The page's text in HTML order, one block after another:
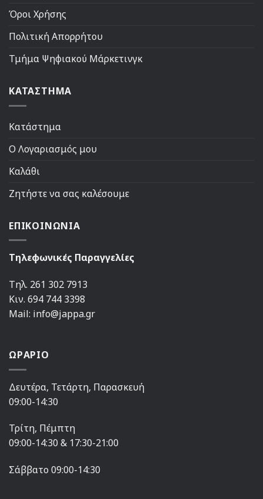
Όροι Χρήσης
Πολιτική Απορρήτου
Τμήμα Ψηφιακού Μάρκετινγκ
ΚΑΤΑΣΤΗΜΑ
Κατάστημα
Ο Λογαριασμός μου
Καλάθι
Ζητήστε να σας καλέσουμε
ΕΠΙΚΟΙΝΩΝΙΑ
Τηλεφωνικές Παραγγελίες
Τηλ. 261 302 7913
Κιν. 694 744 3398
Mail: info@jappa.gr
ΩΡΑΡΙΟ
Δευτέρα, Τετάρτη, Παρασκευή
09:00-14:30
Τρίτη, Πέμπτη
09:00-14:30 & 17:30-21:00
Σάββατο 09:00-14:30